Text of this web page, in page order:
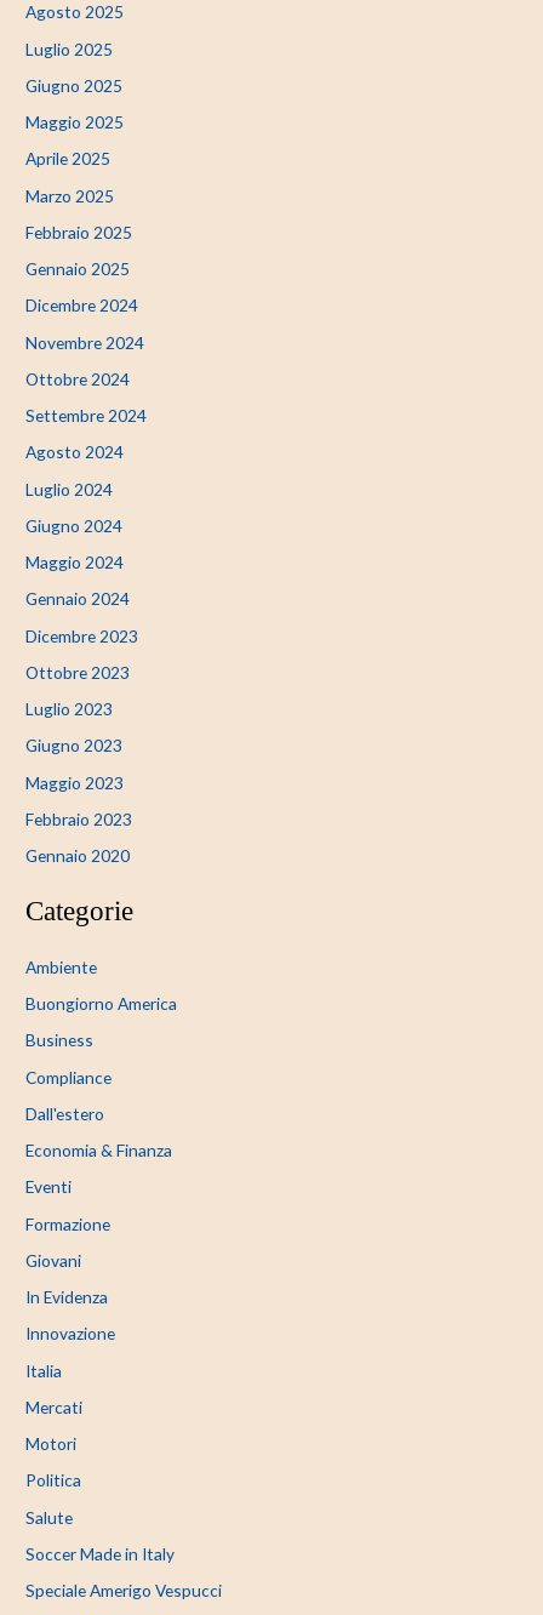
Agosto 2025
Luglio 2025
Giugno 2025
Maggio 2025
Aprile 2025
Marzo 2025
Febbraio 2025
Gennaio 2025
Dicembre 2024
Novembre 2024
Ottobre 2024
Settembre 2024
Agosto 2024
Luglio 2024
Giugno 2024
Maggio 2024
Gennaio 2024
Dicembre 2023
Ottobre 2023
Luglio 2023
Giugno 2023
Maggio 2023
Febbraio 2023
Gennaio 2020
Categorie
Ambiente
Buongiorno America
Business
Compliance
Dall'estero
Economia & Finanza
Eventi
Formazione
Giovani
In Evidenza
Innovazione
Italia
Mercati
Motori
Politica
Salute
Soccer Made in Italy
Speciale Amerigo Vespucci